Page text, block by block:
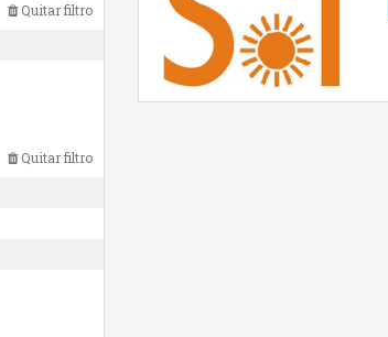
Quitar filtro
Quitar filtro